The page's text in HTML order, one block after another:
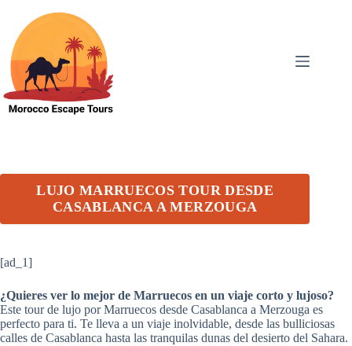
content
LUJO MARRUECOS TOUR DESDE
CASABLANCA A MERZOUGA
[ad_1]
¿Quieres ver lo mejor de Marruecos en un viaje corto y lujoso?
Este tour de lujo por Marruecos desde Casablanca a Merzouga es
perfecto para ti. Te lleva a un viaje inolvidable, desde las bulliciosas
calles de Casablanca hasta las tranquilas dunas del desierto del Sahara.